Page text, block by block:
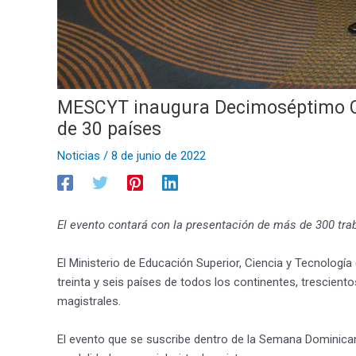
MESCYT inaugura
de 30 países
Noticias / 8 de junio de 2022
El evento contará con la presentación de más de 300
El Ministerio de Educación Superior, Ciencia y
treinta y seis países de todos los continentes,
magistrales.
El evento que se suscribe dentro de la Semana